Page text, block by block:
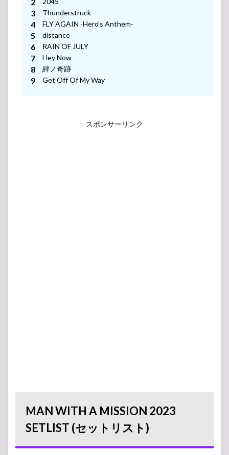
Emotions
18 ワビ・サビ・ワサビ
15 distance
2 DANCE EVERYBODY
database
Thunderstruck
FLY AGAIN -Hero’s Anthem-
distance
RAIN OF JULY
Hey Now
絆ノ奇跡
Get Off Of My Way
スポンサーリンク
MAN WITH A MISSION 2023
SETLIST (セットリスト)